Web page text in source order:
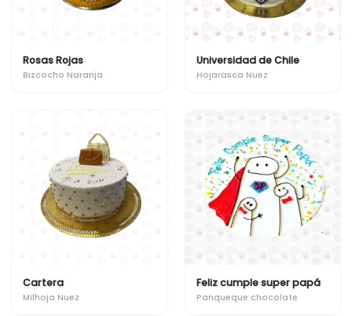
Rosas Rojas
Bizcocho Naranja
Universidad de Chile
Hojarasca Nuez
Cartera
Milhoja Nuez
Feliz cumple super papá
Panqueque chocolate